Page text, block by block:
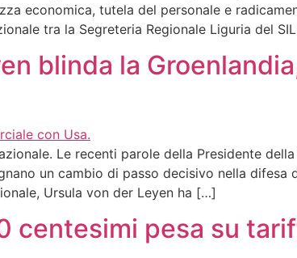
economica, tutela del personale e
tra la Segreteria Regionale Liguria del
blinda la
Le recenti parole della Presidente
un cambio di passo decisivo nella difesa
Ursula von der Leyen ha […]
centesimi pesa su